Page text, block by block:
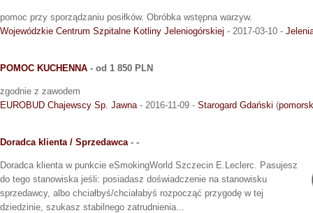
pomoc przy sporządzaniu posiłków. Obróbka wstępna warzyw.
Wojewódzkie Centrum Szpitalne Kotliny Jeleniogórskiej - 2017-03-10 -
POMOC KUCHENNA - od 1 850 PLN
zgodnie z zawodem
EUROBUD Chajewscy Sp. Jawna - 2016-11-09 - Starogard Gdański (
Doradca klienta / Sprzedawca - -
Doradca klienta w punkcie eSmokingWorld Szczecin E.Leclerc. Pasujesz
do tego stanowiska jeśli: posiadasz doświadczenie na stanowisku
sprzedawcy, albo chciałbyś/chciałabyś rozpocząć przygodę w tej
dziedzinie, szukasz stabilnego zatrudnienia...